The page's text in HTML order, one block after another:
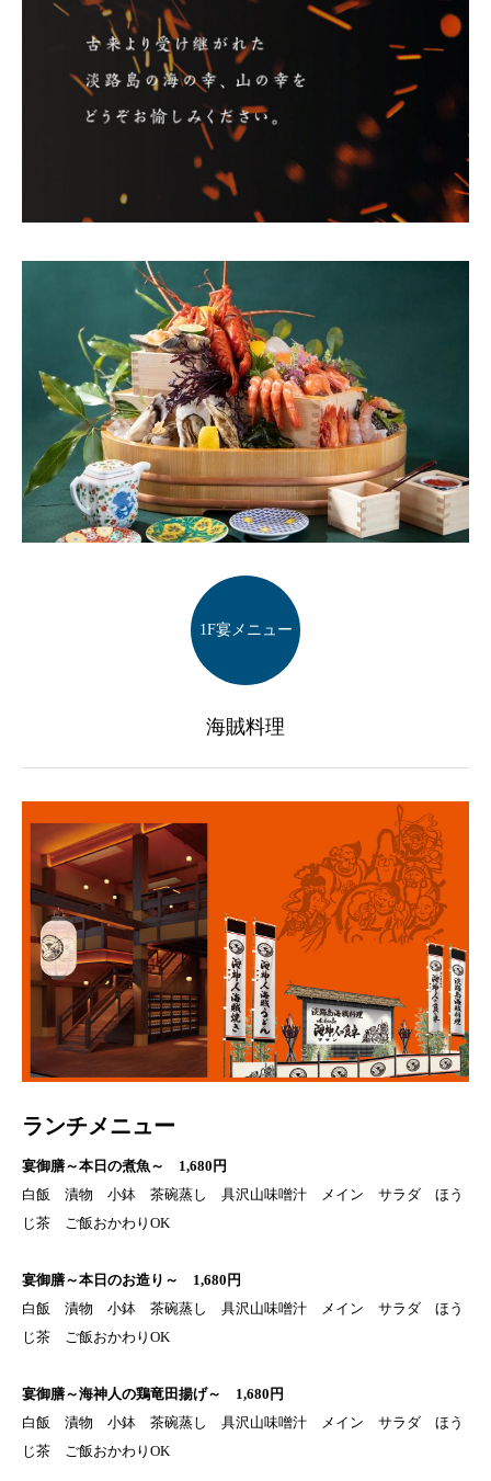
1F宴メニュー
海賊料理
ランチメニュー
宴御膳～本日の煮魚～ 1,680円
白飯 漬物 小鉢 茶碗蒸し 具沢山味噌汁 メイン サラダ ほう
じ茶 ご飯おかわりOK
宴御膳～本日のお造り～ 1,680円
白飯 漬物 小鉢 茶碗蒸し 具沢山味噌汁 メイン サラダ ほう
じ茶 ご飯おかわりOK
宴御膳～海神人の鶏竜田揚げ～ 1,680円
白飯 漬物 小鉢 茶碗蒸し 具沢山味噌汁 メイン サラダ ほう
じ茶 ご飯おかわりOK